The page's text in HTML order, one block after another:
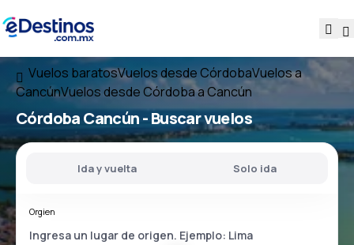
Vuelos baratosVuelos desde CórdobaVuelos a
CancúnVuelos desde Córdoba a Cancún
Córdoba Cancún- Buscar vuelos
Ida y vuelta Solo ida
Orgien